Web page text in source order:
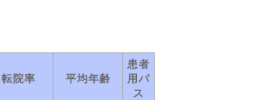
転院率 平均年齢
患者
用パ
ス